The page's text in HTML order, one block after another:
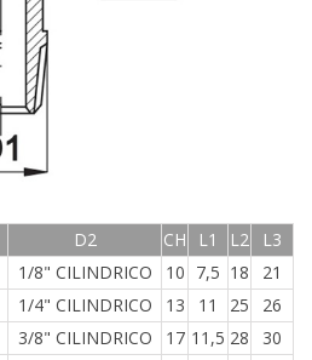
D2 CH L1 L2
L3
1/8" CILINDRICO 10 7,5 18
21
1/4" CILINDRICO 13 11 25
26
3/8" CILINDRICO 17 11,5 28
30